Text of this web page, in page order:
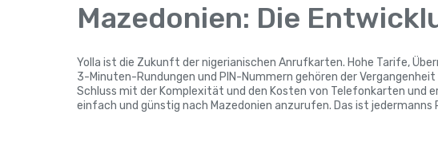
Mazedonien: Die
Yolla ist die Zukunft der nigerianischen Anrufkarten. Hohe Tarife,
3-Minuten-Rundungen und PIN-Nummern gehören der
Schluss mit der Komplexität und den Kosten von Telefonkarten und
einfach und günstig nach Mazedonien anzurufen. Das ist jedermanns